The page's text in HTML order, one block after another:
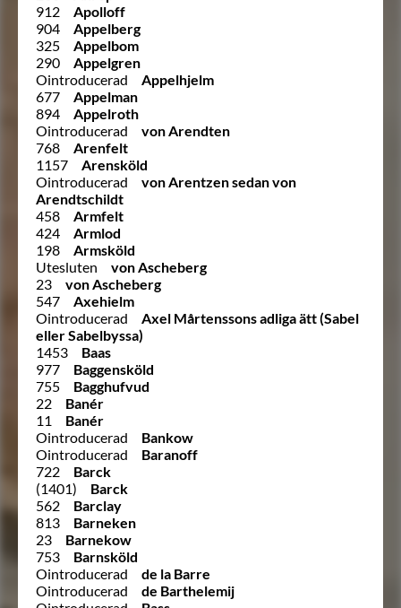
912
Apolloff
904
Appelberg
325
Appelbom
290
Appelgren
Ointroducerad
Appelhjelm
677
Appelman
894
Appelroth
Ointroducerad
von Arendten
768
Arenfelt
1157
Arensköld
Ointroducerad
von Arentzen sedan von
Arendtschildt
458
Armfelt
424
Armlod
198
Armsköld
Utesluten
von Ascheberg
23
von Ascheberg
547
Axehielm
Ointroducerad
Axel Mårtenssons adliga ätt (Sabel
eller Sabelbyssa)
1453
Baas
977
Baggensköld
755
Bagghufvud
22
Banér
11
Banér
Ointroducerad
Bankow
Ointroducerad
Baranoff
722
Barck
(1401)
Barck
562
Barclay
813
Barneken
23
Barnekow
753
Barnsköld
Ointroducerad
de la Barre
Ointroducerad
de Barthelemij